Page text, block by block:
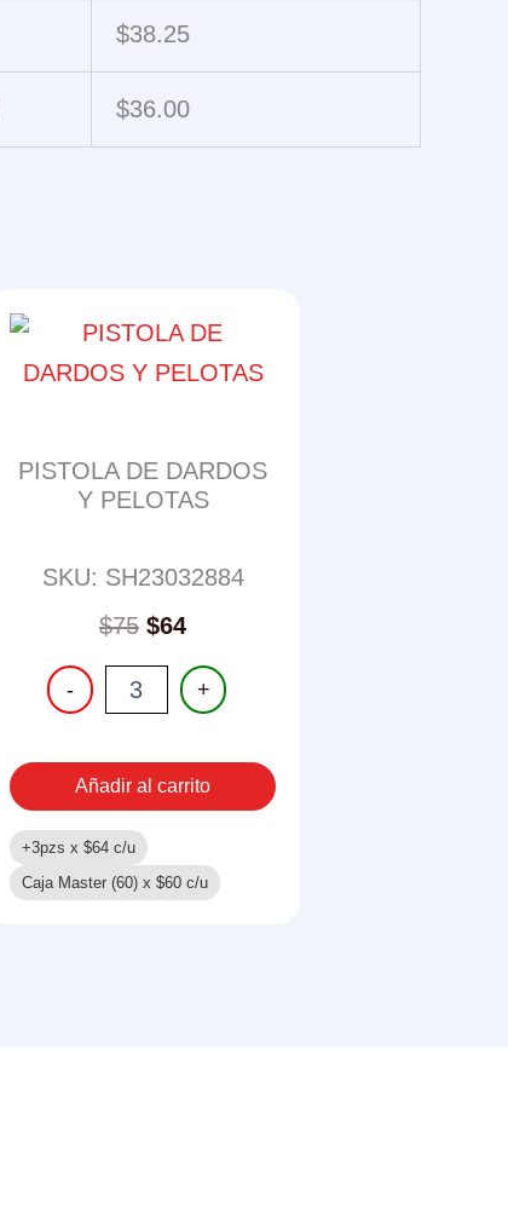
$38.25
$36.00
PISTOLA DE DARDOS
Y PELOTAS
SKU: SH23032884
$75 $64
-
PISTOLA
DE
PELOTAS
cantidad
+
Añadir al carrito
+3pzs x $64 c/u
Caja Master (60) x $60 c/u